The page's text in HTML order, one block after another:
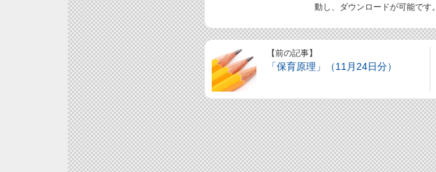
動し、ダウンロードが可能です。
【前の記事】
「保育原理」（11月24日分）